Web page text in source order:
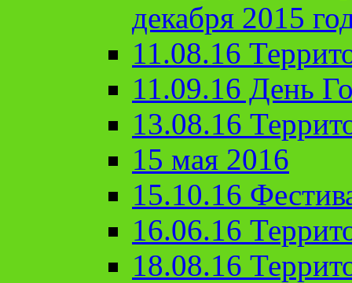
декабря 2015
11.08.16
11.09.16 День
13.08.16
15 мая 2016
15.10.16
16.06.16
18.08.16